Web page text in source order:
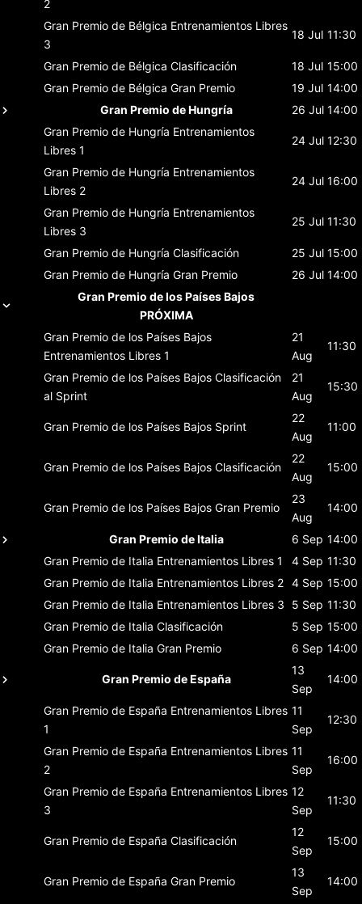
2
Gran Premio de Bélgica Entrenamientos Libres
3
18 Jul 11:30
Gran Premio de Bélgica Clasificación 18 Jul 15:00
Gran Premio de Bélgica Gran Premio 19 Jul 14:00
Gran Premio de Hungría
26 Jul 14:00
Gran Premio de Hungría Entrenamientos
Libres 1
24 Jul 12:30
Gran Premio de Hungría Entrenamientos
Libres 2
24 Jul 16:00
Gran Premio de Hungría Entrenamientos
Libres 3
25 Jul 11:30
Gran Premio de Hungría Clasificación 25 Jul 15:00
Gran Premio de Hungría Gran Premio 26 Jul 14:00
Gran Premio de los Países Bajos
PRÓXIMA
Gran Premio de los Países Bajos
Entrenamientos Libres 1
21
Aug
11:30
Gran Premio de los Países Bajos Clasificación
al Sprint
21
Aug
15:30
Gran Premio de los Países Bajos Sprint
22
Aug
11:00
Gran Premio de los Países Bajos Clasificación
22
Aug
15:00
Gran Premio de los Países Bajos Gran Premio
23
Aug
14:00
Gran Premio de Italia 6 Sep 14:00
Gran Premio de Italia Entrenamientos Libres 1 4 Sep 11:30
Gran Premio de Italia Entrenamientos Libres 2 4 Sep 15:00
Gran Premio de Italia Entrenamientos Libres 3 5 Sep 11:30
Gran Premio de Italia Clasificación 5 Sep 15:00
Gran Premio de Italia Gran Premio 6 Sep 14:00
Gran Premio de España
13
Sep
14:00
Gran Premio de España Entrenamientos Libres
1
11
Sep
12:30
Gran Premio de España Entrenamientos Libres
2
11
Sep
16:00
Gran Premio de España Entrenamientos Libres
3
12
Sep
11:30
Gran Premio de España Clasificación
12
Sep
15:00
Gran Premio de España Gran Premio
13
Sep
14:00